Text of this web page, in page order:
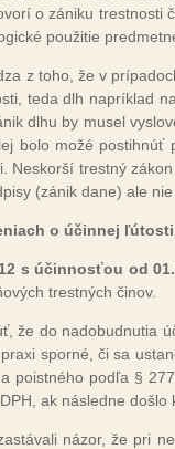
o zá­ni­ku tres­tnos­ti
pou­ži­tie
z to­ho, že v
te­da dlh nap­rík­lad
dl­hu by mu­sel
bo­lo mo­žé pos­tih­núť
Nes­kor­ší trest­ný
(zá­nik da­ne) ale
o účin­nej
s účin­nos­ťou od
tres­tných či­nov.
že do na­do­bud­nu­tia
spor­né, či sa
pois­tné­ho pod­ľa §
ak nás­led­ne doš­lo
ná­zor, že pri